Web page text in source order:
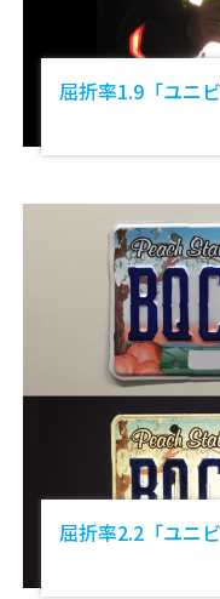
屈折率1.9「ユニビ
屈折率2.2「ユニビ